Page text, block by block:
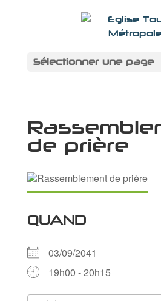
Sélectionner une page
de prière
QUAND
03/09/2041
19h00 - 20h15